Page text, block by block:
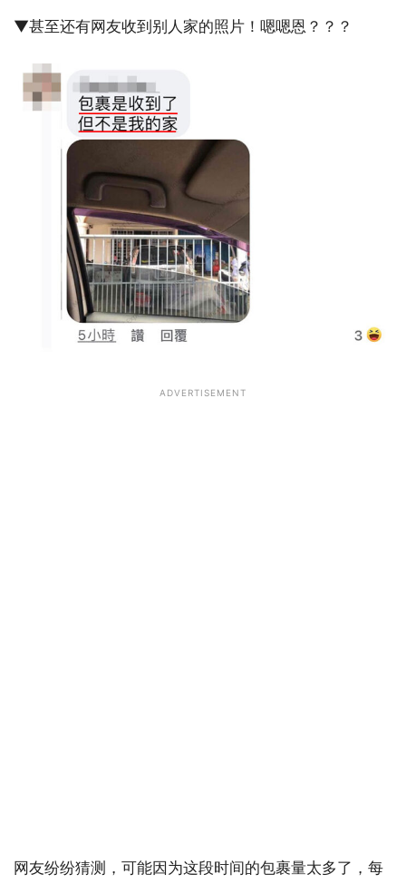
▼甚至还有网友收到别人家的照片！嗯嗯恩？？？
ADVERTISEMENT
网友纷纷猜测，可能因为这段时间的包裹量太多了，每